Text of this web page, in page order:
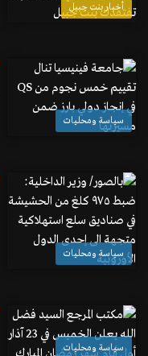
أخبار بنت جبيل
سياسة ومحليات
سياسة ومحليات
سياسة ومحليات